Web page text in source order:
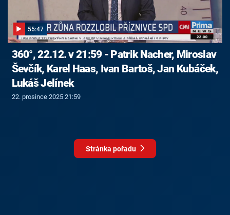
55:47
360°, 22.12. v 21:59 - Patrik Nacher, Miroslav
Ševčík, Karel Haas, Ivan Bartoš, Jan Kubáček,
Lukáš Jelínek
22. prosince 2025 21:59
Stránka pořadu